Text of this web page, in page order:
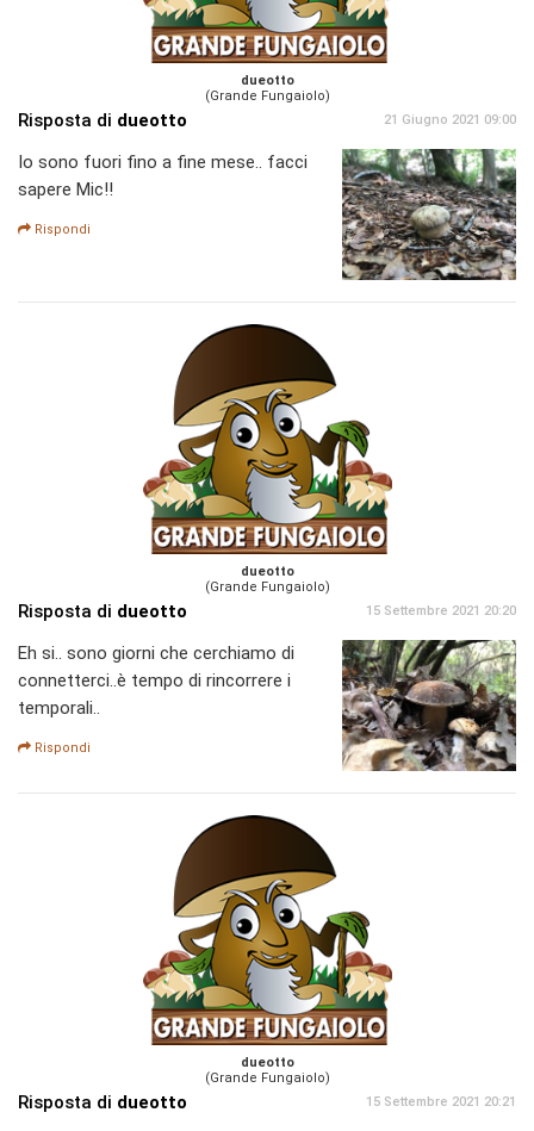
dueotto
(Grande Fungaiolo)
Risposta di dueotto 21 Giugno 2021 09:00
Io sono fuori fino a fine mese.. facci
sapere Mic!!
Rispondi
dueotto
(Grande Fungaiolo)
Risposta di dueotto 15 Settembre 2021 20:20
Eh si.. sono giorni che cerchiamo di
connetterci..è tempo di rincorrere i
temporali..
Rispondi
dueotto
(Grande Fungaiolo)
Risposta di dueotto 15 Settembre 2021 20:21